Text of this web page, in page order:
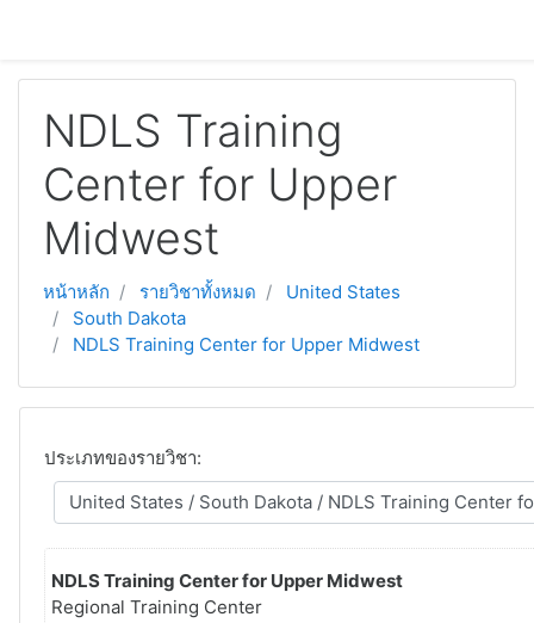
NDLS Training
Center for Upper
Midwest
หน้าหลัก รายวิชาทั้งหมด
United States
South Dakota
NDLS Training Center for Upper Midwest
ประเภทของรายวิชา:
NDLS Training Center for Upper Midwest
Regional Training Center